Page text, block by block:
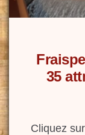
35
Cliquez